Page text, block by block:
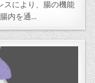
スにより、腸の機能
内を通…